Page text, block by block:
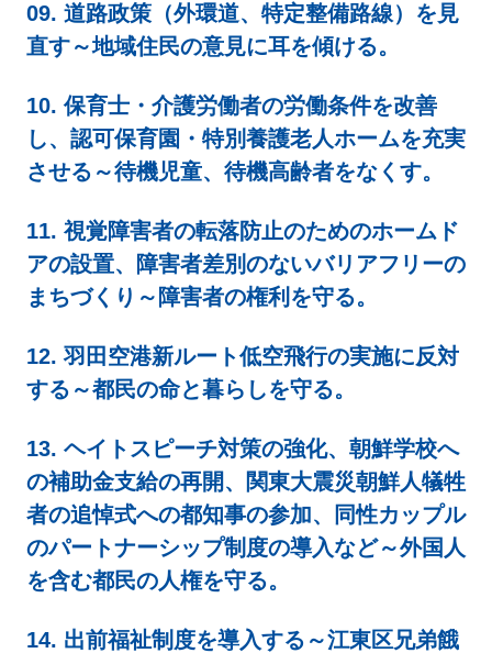
09. 道路政策（外環道、特定整備路線）を見
直す～地域住民の意見に耳を傾ける。
10. 保育士・介護労働者の労働条件を改善
し、認可保育園・特別養護老人ホームを充実
させる～待機児童、待機高齢者をなくす。
11. 視覚障害者の転落防止のためのホームド
アの設置、障害者差別のないバリアフリーの
まちづくり～障害者の権利を守る。
12. 羽田空港新ルート低空飛行の実施に反対
する～都民の命と暮らしを守る。
13. ヘイトスピーチ対策の強化、朝鮮学校へ
の補助金支給の再開、関東大震災朝鮮人犠牲
者の追悼式への都知事の参加、同性カップル
のパートナーシップ制度の導入など～外国人
を含む都民の人権を守る。
14. 出前福祉制度を導入する～江東区兄弟餓